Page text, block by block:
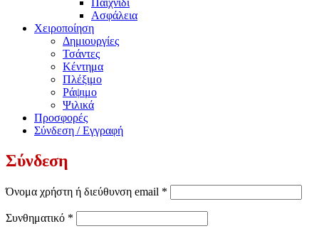
Παιχνίδι
Ασφάλεια
Χειροποίηση
Δημιουργίες
Τσάντες
Κέντημα
Πλέξιμο
Ράψιμο
Ψιλικά
Προσφορές
Σύνδεση / Εγγραφή
Σύνδεση
Όνομα χρήστη ή διεύθυνση email *
Συνθηματικό *